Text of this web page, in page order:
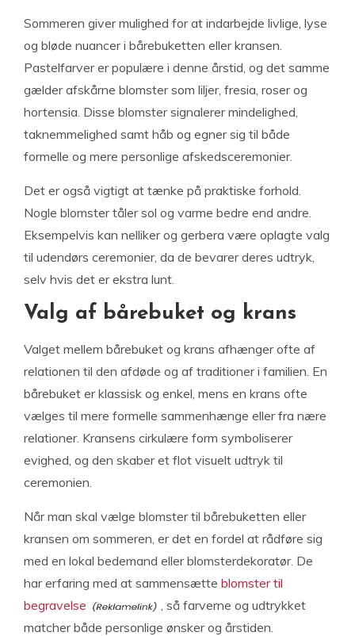
Sommeren giver mulighed for at indarbejde livlige, lyse
og bløde nuancer i bårebuketten eller kransen.
Pastelfarver er populære i denne årstid, og det samme
gælder afskårne blomster som liljer, fresia, roser og
hortensia. Disse blomster signalerer mindelighed,
taknemmelighed samt håb og egner sig til både
formelle og mere personlige afskedsceremonier.
Det er også vigtigt at tænke på praktiske forhold.
Nogle blomster tåler sol og varme bedre end andre.
Eksempelvis kan nelliker og gerbera være oplagte valg
til udendørs ceremonier, da de bevarer deres udtryk,
selv hvis det er ekstra lunt.
Valg af bårebuket og krans
Valget mellem bårebuket og krans afhænger ofte af
relationen til den afdøde og af traditioner i familien. En
bårebuket er klassisk og enkel, mens en krans ofte
vælges til mere formelle sammenhænge eller fra nære
relationer. Kransens cirkulære form symboliserer
evighed, og den skaber et flot visuelt udtryk til
ceremonien.
Når man skal vælge blomster til bårebuketten eller
kransen om sommeren, er det en fordel at rådføre sig
med en lokal bedemand eller blomsterdekoratør. De
har erfaring med at sammensætte blomster til
begravelse
, så farverne og udtrykket
matcher både personlige ønsker og årstiden.